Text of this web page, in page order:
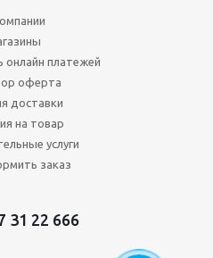
онлайн платежей
оферта
доставки
на товар
услуги
заказ
31 22 666